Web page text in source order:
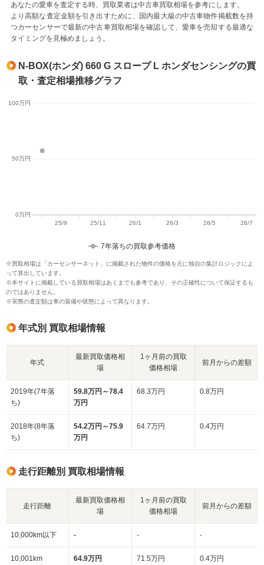
あなたの愛車を査定する時、買取業者は中古車買取相場を参考にします。
より高額な査定金額を引き出すために、国内最大級の中古車物件掲載数を持
つカーセンサーで最新の中古車買取相場を確認して、愛車を売却する最適な
タイミングを見極めましょう。
N-BOX(ホンダ) 660 G スロープ L ホンダセンシングの買
取・査定相場推移グラフ
7年落ちの買取参考価格
※買取相場は「カーセンサーネット」に掲載された物件の価格を元に独自の集計ロジックによ
って算出しています。
※本サイトに掲載している買取相場はあくまでも参考であり、その正確性について保証するも
のではありません。
※実際の査定額は車の装備や状態によって異なります。
年式別 買取相場情報
年式
最新買取価格相
場
1ヶ月前の買取
価格相場
前月からの差額
2019年(7年落
ち)
59.8万円～78.4
万円
68.3万円 0.8万円
2018年(8年落
ち)
54.2万円～75.9
万円
64.7万円 0.4万円
走行距離別 買取相場情報
走行距離
最新買取価格相
場
1ヶ月前の買取
価格相場
前月からの差額
10,000km以下 - - -
10,001km
64.9万円
71.5万円 0.4万円